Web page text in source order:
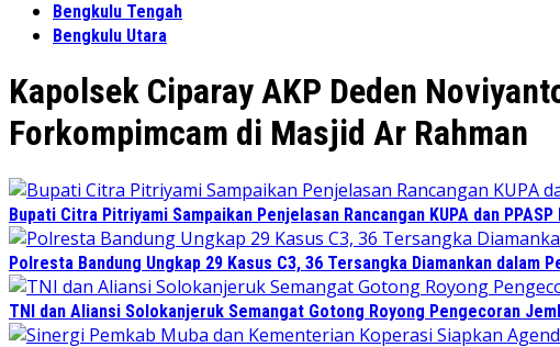
Bengkulu Tengah
Bengkulu Utara
Kapolsek Ciparay AKP Deden
Forkompimcam di Masjid Ar Rahman
Bupati Citra Pitriyami Sampaikan Penjelasan Rancangan KUPA dan
Polresta Bandung Ungkap 29 Kasus C3, 36 Tersangka Diamankan dalam
TNI dan Aliansi Solokanjeruk Semangat Gotong Royong Pengecoran